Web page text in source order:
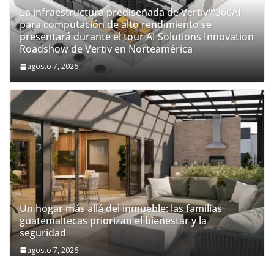
La infraestructura prediseñada de Vertiv™360AI
para computación de alto rendimiento se
presentará durante el tour AI Solutions Innovation
Roadshow de Vertiv en Norteamérica
agosto 7, 2026
Un hogar más allá del inmueble: las familias
guatemaltecas priorizan el bienestar y la
seguridad
agosto 7, 2026